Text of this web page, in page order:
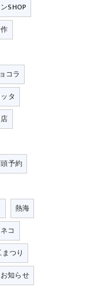
SHOP
コラ
タ
予約
熱海
コ
つり
お知らせ